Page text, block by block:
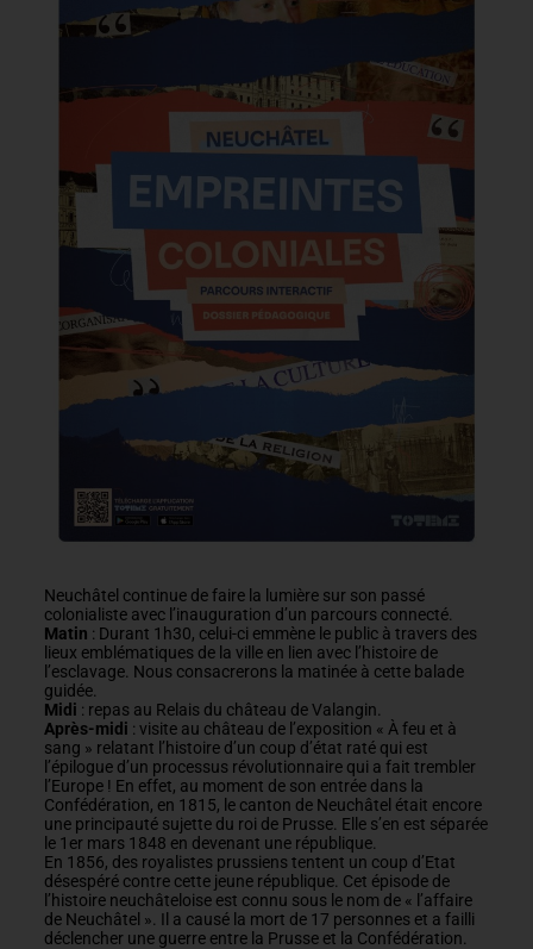
Neuchâtel continue de faire la lumière sur son passé
colonialiste avec l’inauguration d’un parcours connecté.
Matin : Durant 1h30, celui-ci emmène le public à travers des
lieux emblématiques de la ville en lien avec l’histoire de
l’esclavage. Nous consacrerons la matinée à cette balade
guidée.
Midi : repas au Relais du château de Valangin.
Après-midi : visite au château de l’exposition « À feu et à
sang » relatant l’histoire d’un coup d’état raté qui est
l’épilogue d’un processus révolutionnaire qui a fait trembler
l’Europe ! En effet, au moment de son entrée dans la
Confédération, en 1815, le canton de Neuchâtel était encore
une principauté sujette du roi de Prusse. Elle s’en est séparée
le 1er mars 1848 en devenant une république.
En 1856, des royalistes prussiens tentent un coup d’Etat
désespéré contre cette jeune république. Cet épisode de
l’histoire neuchâteloise est connu sous le nom de « l’affaire
de Neuchâtel ». Il a causé la mort de 17 personnes et a failli
déclencher une guerre entre la Prusse et la Confédération.